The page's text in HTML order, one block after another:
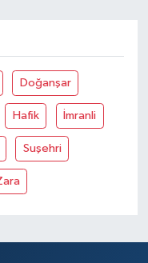
Doğanşar
Hafik İmranli
Suşehri